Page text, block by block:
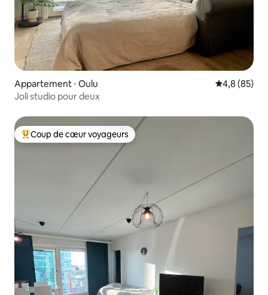
Appartement ⋅ Oulu Évaluation
4,8 (85)
Joli studio pour deux
Coups de cœur voyageurs les plus appréciés
Coup de cœur voyageurs